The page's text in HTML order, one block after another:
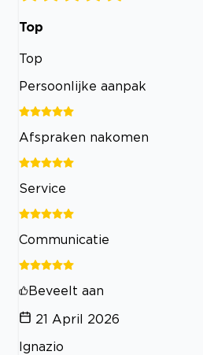
Top
Top
Persoonlijke aanpak
Afspraken nakomen
Service
Communicatie
Beveelt aan
21 April 2026
Ignazio